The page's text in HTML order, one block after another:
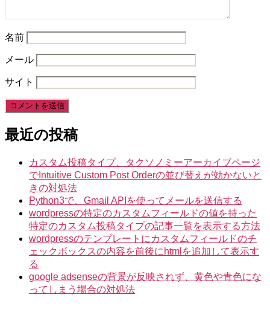
名前
メール
サイト
最近の投稿
カスタム投稿タイプ、タクソノミーアーカイブページ
でIntuitive Custom Post Orderの並び替えが効かないと
きの対処法
Python3で、Gmail APIを使ってメールを送信する
wordpressの特定のカスタムフィールドの値を持った
特定のカスタム投稿タイプの記事一覧を表示する方法
wordpressのテンプレートにカスタムフィールドのチ
ェックボックスの内容を前後にhtmlを追加して表示す
る
google adsenseの背景が反映されず、黄色や青色にな
ってしまう場合の対処法